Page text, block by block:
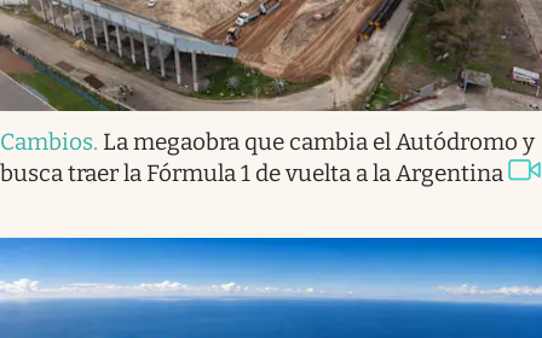
Cambios. La megaobra que cambia el Autódromo y
busca traer la Fórmula 1 de vuelta a la Argentina